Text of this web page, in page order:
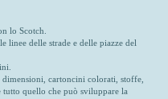
lo Scotch.
linee delle strade e delle piazze del
cartoncini colorati, stoffe,
quello che può sviluppare la